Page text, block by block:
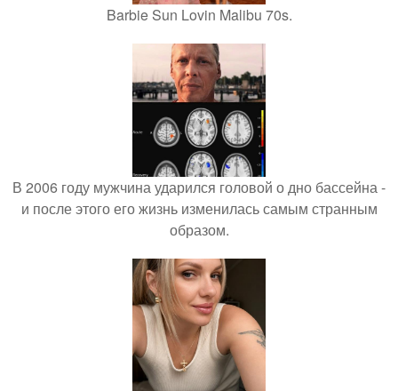
Barbie Sun Lovin Malibu 70s.
В 2006 году мужчина ударился головой о дно бассейна -
и после этого его жизнь изменилась самым странным
образом.